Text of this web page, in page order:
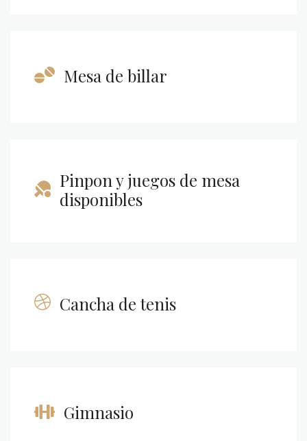
Mesa de billar
Pinpon y juegos de mesa
disponibles
Cancha de tenis
Gimnasio